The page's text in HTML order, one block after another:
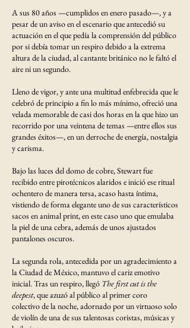
A sus 80 años —cumplidos en enero pasado—, y a
pesar de un aviso en el escenario que antecedió su
actuación en el que pedía la comprensión del público
por si debía tomar un respiro debido a la extrema
altura de la ciudad, al cantante británico no le faltó el
aire ni un segundo.
Lleno de vigor, y ante una multitud enfebrecida que le
celebró de principio a fin lo más mínimo, ofreció una
velada memorable de casi dos horas en la que hizo un
recorrido por una veintena de temas —entre ellos sus
grandes éxitos—, en un derroche de energía, nostalgia
y carisma.
Bajo las luces del domo de cobre, Stewart fue
recibido entre pirotécnicos alaridos e inició ese ritual
ochentero de manera tersa, acaso hasta íntima,
vistiendo de forma elegante uno de sus característicos
sacos en animal print, en este caso uno que emulaba
la piel de una cebra, además de unos ajustados
pantalones oscuros.
La segunda rola, antecedida por un agradecimiento a
la Ciudad de México, mantuvo el cariz emotivo
inicial. Tras un respiro, llegó The first cut is the
deepest, que azuzó al público al primer coro
colectivo de la noche, adornado por un virtuoso solo
de violín de una de sus talentosas coristas, músicas y